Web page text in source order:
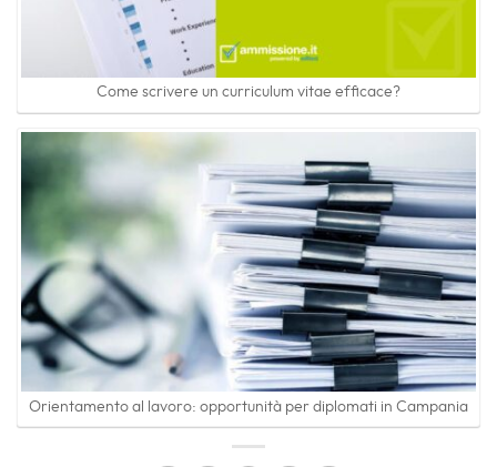
Come scrivere un curriculum vitae efficace?
Orientamento al lavoro: opportunità per diplomati in Campania